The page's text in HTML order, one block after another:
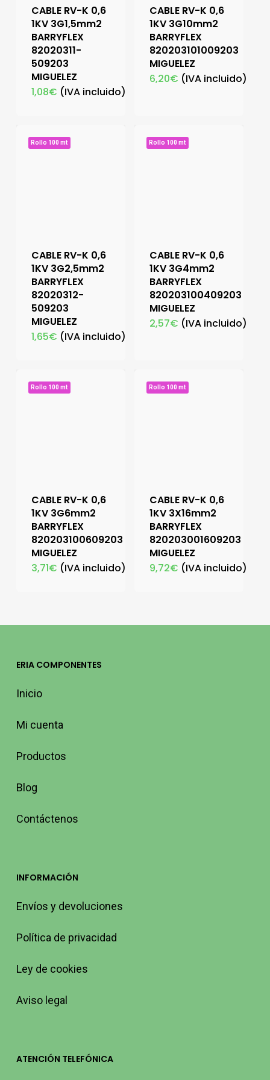
CABLE RV-K 0,6
1KV 3G1,5mm2
BARRYFLEX
82020311-
509203
MIGUELEZ
1,08€ (IVA incluido)
CABLE RV-K 0,6
1KV 3G10mm2
BARRYFLEX
820203101009203
MIGUELEZ
6,20€ (IVA incluido)
CABLE RV-K 0,6
1KV 3G2,5mm2
BARRYFLEX
82020312-
509203
MIGUELEZ
1,65€ (IVA incluido)
Rollo 100 mt
CABLE RV-K 0,6
1KV 3G4mm2
BARRYFLEX
820203100409203
MIGUELEZ
2,57€ (IVA incluido)
Rollo 100 mt
CABLE RV-K 0,6
1KV 3G6mm2
BARRYFLEX
820203100609203
MIGUELEZ
3,71€ (IVA incluido)
Rollo 100 mt
CABLE RV-K 0,6
1KV 3X16mm2
BARRYFLEX
820203001609203
MIGUELEZ
9,72€ (IVA incluido)
Rollo 100 mt
ERIA COMPONENTES
Inicio
Mi cuenta
Productos
Blog
Contáctenos
INFORMACIÓN
Envíos y devoluciones
Política de privacidad
Ley de cookies
Aviso legal
ATENCIÓN TELEFÓNICA